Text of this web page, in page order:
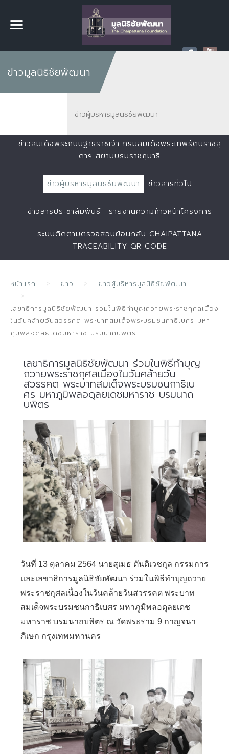
ข่าวมูลนิธิชัยพัฒนา
ข่าวผู้บริหารมูลนิธิชัยพัฒนา
ข่าวสมเด็จพระกนิษฐาธิราชเจ้า กรมสมเด็จพระเทพรัตนราชสุ
ดาฯ สยามบรมราชกุมารี
ข่าวผู้บริหารมูลนิธิชัยพัฒนา ข่าวสารทั่วไป
ข่าวสารประชาสัมพันธ์ รายงานความก้าวหน้าโครงการ
ระบบติดตามตรวจสอบย้อนกลับ CHAIPATTANA
TRACEABILITY QR CODE
หน้าแรก ข่าว ข่าวผู้บริหารมูลนิธิชัยพัฒนา
เลขาธิการมูลนิธิชัยพัฒนา ร่วมในพิธีทำบุญถวายพระราชกุศลเนื่อง
ในวันคล้ายวันสวรรคต พระบาทสมเด็จพระบรมชนกาธิเบศร มหา
ภูมิพลอดุลยเดชมหาราช บรมนาถบพิตร
เลขาธิการมูลนิธิชัยพัฒนา ร่วมในพิธีทำบุญ
ถวายพระราชกุศลเนื่องในวันคล้ายวัน
สวรรคต พระบาทสมเด็จพระบรมชนกาธิเบ
ศร มหาภูมิพลอดุลยเดชมหาราช บรมนาถ
บพิตร
วันที่ 13 ตุลาคม 2564 นายสุเมธ ตันติเวชกุล กรรมการ
และเลขาธิการมูลนิธิชัยพัฒนา ร่วมในพิธีทำบุญถวาย
พระราชกุศลเนื่องในวันคล้ายวันสวรรคต พระบาท
สมเด็จพระบรมชนกาธิเบศร มหาภูมิพลอดุลยเดช
มหาราช บรมนาถบพิตร ณ วัดพระราม 9 กาญจนา
ภิเษก กรุงเทพมหานคร